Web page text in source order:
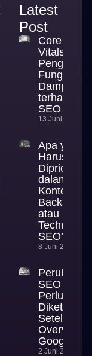
Latest
Post
Core Web
Vitals,
Fungsi,
terhadap
SEO
13 Juni 2026
Apa yang
Harus
dalam
Konten,
Backlink,
atau
Technical
SEO?
8 Juni 2026
Perubahan
SEO yang
Perlu
Diketahui
Setelah AI
Overview
Google
2 Juni 2026